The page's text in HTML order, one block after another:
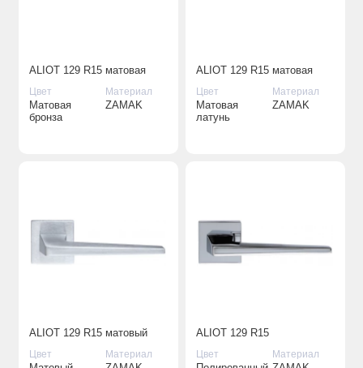
ALIOT 129 R15 матовая
бронза F03
Цвет
Матовая
бронза
Материал
ZAMAK
ALIOT 129 R15 матовая
латунь F02
Цвет
Матовая
латунь
Материал
ZAMAK
ALIOT 129 R15 матовый
хром F05
Цвет Материал
ALIOT 129 R15
полированный хром F04
Цвет Материал